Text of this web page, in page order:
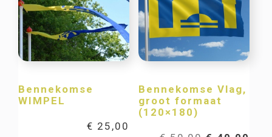
Bennekomse
WIMPEL
€ 25,00
Bennekomse Vlag,
groot formaat
(120×180)